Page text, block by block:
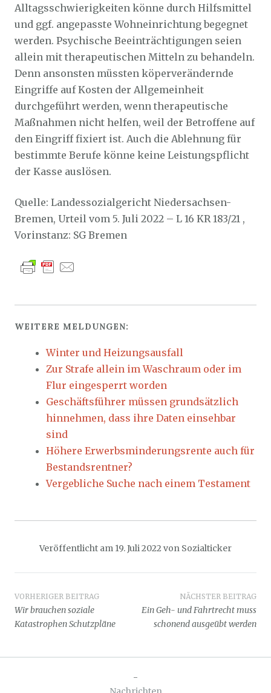
Alltagsschwierigkeiten könne durch Hilfsmittel
und ggf. angepasste Wohneinrichtung begegnet
werden. Psychische Beeinträchtigungen seien
allein mit therapeutischen Mitteln zu behandeln.
Denn ansonsten müssten köperverändernde
Eingriffe auf Kosten der Allgemeinheit
durchgeführt werden, wenn therapeutische
Maßnahmen nicht helfen, weil der Betroffene auf
den Eingriff fixiert ist. Auch die Ablehnung für
bestimmte Berufe könne keine Leistungspflicht
der Kasse auslösen.
Quelle: Landessozialgericht Niedersachsen-
Bremen, Urteil vom 5. Juli 2022 – L 16 KR 183/21 ,
Vorinstanz: SG Bremen
WEITERE MELDUNGEN:
Winter und Heizungsausfall
Zur Strafe allein im Waschraum oder im
Flur eingesperrt worden
Geschäftsführer müssen grundsätzlich
hinnehmen, dass ihre Daten einsehbar
sind
Höhere Erwerbsminderungsrente auch für
Bestandsrentner?
Vergebliche Suche nach einem Testament
Veröffentlicht am 19. Juli 2022 von Sozialticker
Beitragsnavigation
VORHERIGER BEITRAG
Wir brauchen soziale
Katastrophen Schutzpläne
NÄCHSTER BEITRAG
Ein Geh- und Fahrtrecht muss
schonend ausgeübt werden
-